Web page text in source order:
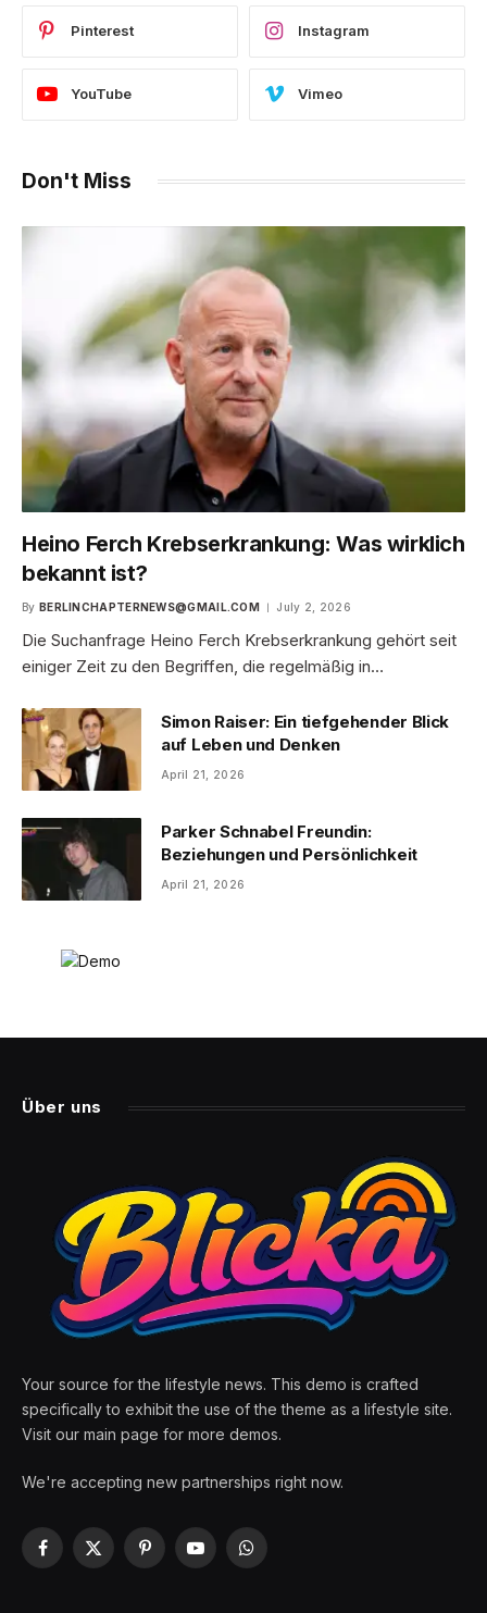
Pinterest Instagram
YouTube Vimeo
Don't Miss
Heino Ferch Krebserkrankung: Was wirklich
bekannt ist?
By BERLINCHAPTERNEWS@GMAIL.COM July 2, 2026
Die Suchanfrage Heino Ferch Krebserkrankung gehört seit
einiger Zeit zu den Begriffen, die regelmäßig in…
Simon Raiser: Ein tiefgehender Blick
auf Leben und Denken
April 21, 2026
Parker Schnabel Freundin:
Beziehungen und Persönlichkeit
April 21, 2026
Über uns
Your source for the lifestyle news. This demo is crafted
specifically to exhibit the use of the theme as a lifestyle site.
Visit our main page for more demos.
We're accepting new partnerships right now.
Facebook
X
PinterestYouTubeWhatsApp